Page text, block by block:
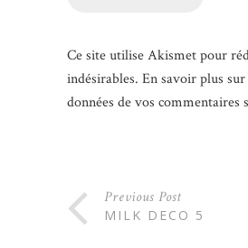
Ce site utilise Akismet pour
indésirables. En savoir plus
données de vos commentaires
Previous Post
MILK DECO 5